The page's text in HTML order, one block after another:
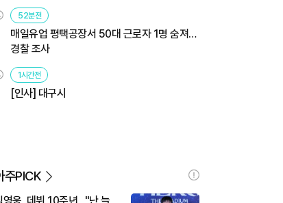
52분전
매일유업 평택공장서 50대 근로자 1명 숨져…
경찰 조사
1시간전
[인사] 대구시
주PICK